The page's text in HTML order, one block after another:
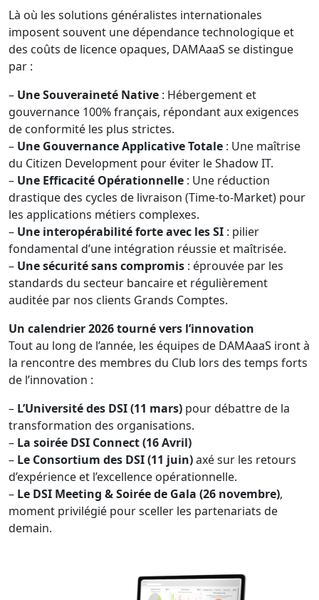
Là où les solutions généralistes internationales
imposent souvent une dépendance technologique et
des coûts de licence opaques, DAMAaaS se distingue
par :
– Une Souveraineté Native : Hébergement et
gouvernance 100% français, répondant aux exigences
de conformité les plus strictes.
– Une Gouvernance Applicative Totale : Une maîtrise
du Citizen Development pour éviter le Shadow IT.
– Une Efficacité Opérationnelle : Une réduction
drastique des cycles de livraison (Time-to-Market) pour
les applications métiers complexes.
– Une interopérabilité forte avec les SI : pilier
fondamental d’une intégration réussie et maîtrisée.
– Une sécurité sans compromis : éprouvée par les
standards du secteur bancaire et régulièrement
auditée par nos clients Grands Comptes.
Un calendrier 2026 tourné vers l’innovation
Tout au long de l’année, les équipes de DAMAaaS iront à
la rencontre des membres du Club lors des temps forts
de l’innovation :
– L’Université des DSI (11 mars) pour débattre de la
transformation des organisations.
– La soirée DSI Connect (16 Avril)
– Le Consortium des DSI (11 juin)axé sur les retours
d’expérience et l’excellence opérationnelle.
– Le DSI Meeting & Soirée de Gala (26 novembre),
moment privilégié pour sceller les partenariats de
demain.